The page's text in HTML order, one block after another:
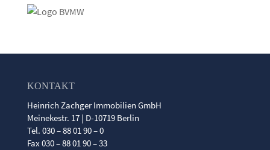
KONTAKT
Heinrich Zachger Immobilien GmbH
Meinekestr. 17 | D-10719 Berlin
Tel. 030 – 88 01 90 – 0
Fax 030 – 88 01 90 – 33